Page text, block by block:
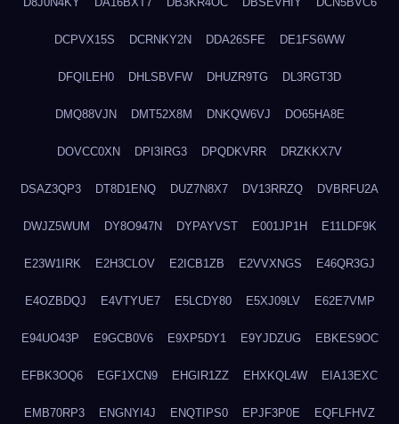
DCPVX15S DCRNKY2N DDA26SFE DE1FS6WW
DFQILEH0 DHLSBVFW DHUZR9TG DL3RGT3D
DMQ88VJN DMT52X8M DNKQW6VJ DO65HA8E
DOVCC0XN DPI3IRG3 DPQDKVRR DRZKKX7V
DSAZ3QP3 DT8D1ENQ DUZ7N8X7 DV13RRZQ DVBRFU2A
DWJZ5WUM DY8O947N DYPAYVST E001JP1H E11LDF9K
E23W1IRK E2H3CLOV E2ICB1ZB E2VVXNGS E46QR3GJ
E4OZBDQJ E4VTYUE7 E5LCDY80 E5XJ09LV E62E7VMP
E94UO43P E9GCB0V6 E9XP5DY1 E9YJDZUG EBKES9OC
EFBK3OQ6 EGF1XCN9 EHGIR1ZZ EHXKQL4W EIA13EXC
EMB70RP3 ENGNYI4J ENQTIPS0 EPJF3P0E EQFLFHVZ